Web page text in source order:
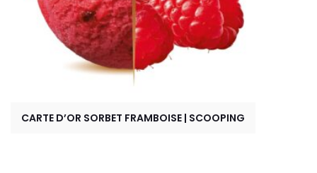
CARTE D’OR SORBET FRAMBOISE | SCOOPING